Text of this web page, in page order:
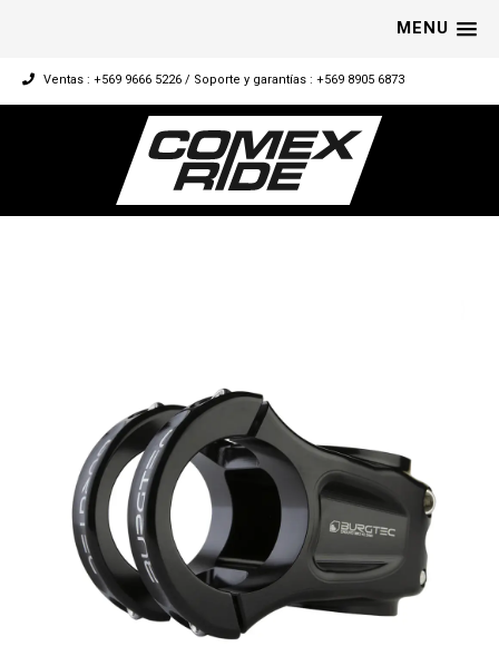
MENU
Ventas : +569 9666 5226 / Soporte y garantías : +569 8905 6873